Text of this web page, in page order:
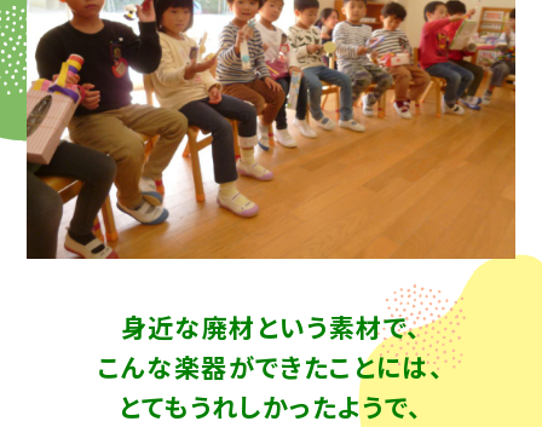
身近な廃材という素材で、
こんな楽器ができたことには、
とてもうれしかったようで、